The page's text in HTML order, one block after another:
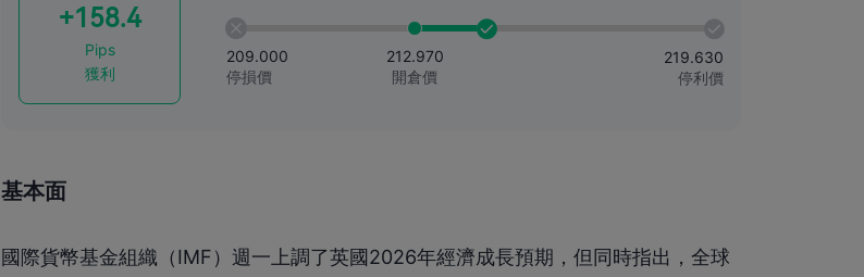
+158.4
Pips
獲利
209.000
停損價
212.970
開倉價
219.630
停利價
基本面
國際貨幣基金組織（IMF）週一上調了英國2026年經濟成長預期，但同時指出，全球